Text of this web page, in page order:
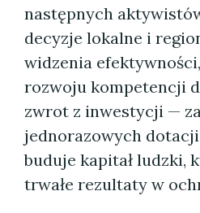
następnych
decyzje lokalne i
widzenia
rozwoju kompetencji
zwrot z inwestycji —
jednorazowych
buduje kapitał ludzki,
trwałe rezultaty w